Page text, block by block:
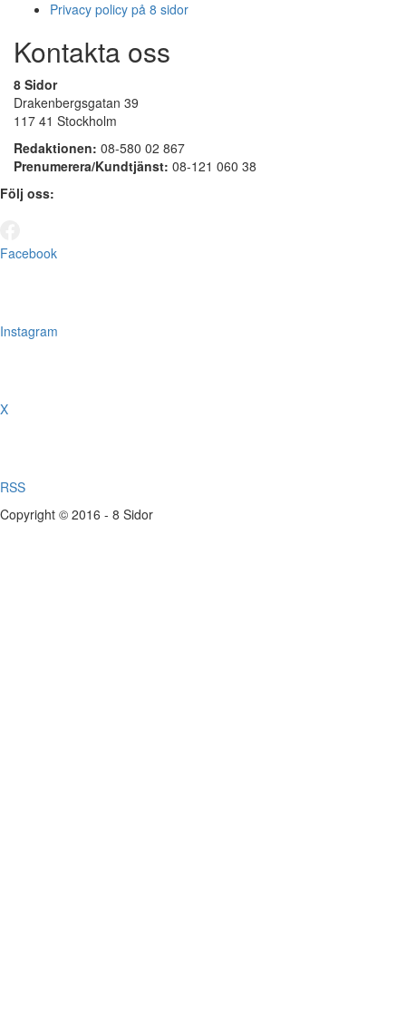
Privacy policy på 8 sidor
Kontakta oss
8 Sidor
Drakenbergsgatan 39
117 41 Stockholm
Redaktionen: 08-580 02 867
Prenumerera/Kundtjänst: 08-121 060 38
Följ oss:
Facebook
Instagram
X
RSS
Copyright © 2016 - 8 Sidor